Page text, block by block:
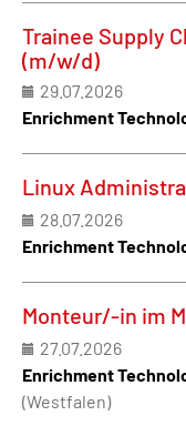
Trainee Supply
(m/w/d)
29.07.2026
Enrichment
Linux
28.07.2026
Enrichment
Monteur/-in im
27.07.2026
Enrichment
(Westfalen)